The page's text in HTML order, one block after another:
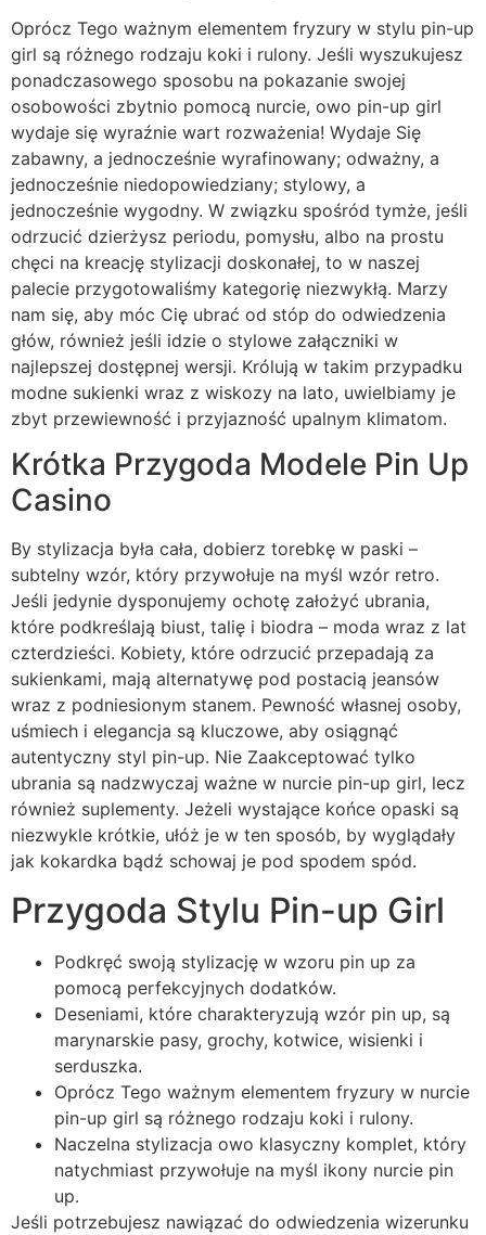
Oprócz Tego ważnym elementem fryzury w stylu pin-up
girl są różnego rodzaju koki i rulony. Jeśli wyszukujesz
ponadczasowego sposobu na pokazanie swojej
osobowości zbytnio pomocą nurcie, owo pin-up girl
wydaje się wyraźnie wart rozważenia! Wydaje Się
zabawny, a jednocześnie wyrafinowany; odważny, a
jednocześnie niedopowiedziany; stylowy, a
jednocześnie wygodny. W związku spośród tymże, jeśli
odrzucić dzierżysz periodu, pomysłu, albo na prostu
chęci na kreację stylizacji doskonałej, to w naszej
palecie przygotowaliśmy kategorię niezwykłą. Marzy
nam się, aby móc Cię ubrać od stóp do odwiedzenia
głów, również jeśli idzie o stylowe załączniki w
najlepszej dostępnej wersji. Królują w takim przypadku
modne sukienki wraz z wiskozy na lato, uwielbiamy je
zbyt przewiewność i przyjazność upalnym klimatom.
Krótka Przygoda Modele Pin Up
Casino
By stylizacja była cała, dobierz torebkę w paski –
subtelny wzór, który przywołuje na myśl wzór retro.
Jeśli jedynie dysponujemy ochotę założyć ubrania,
które podkreślają biust, talię i biodra – moda wraz z lat
czterdzieści. Kobiety, które odrzucić przepadają za
sukienkami, mają alternatywę pod postacią jeansów
wraz z podniesionym stanem. Pewność własnej osoby,
uśmiech i elegancja są kluczowe, aby osiągnąć
autentyczny styl pin-up. Nie Zaakceptować tylko
ubrania są nadzwyczaj ważne w nurcie pin-up girl, lecz
również suplementy. Jeżeli wystające końce opaski są
niezwykle krótkie, ułóż je w ten sposób, by wyglądały
jak kokardka bądź schowaj je pod spodem spód.
Przygoda Stylu Pin-up Girl
Podkręć swoją stylizację w wzoru pin up za
pomocą perfekcyjnych dodatków.
Deseniami, które charakteryzują wzór pin up, są
marynarskie pasy, grochy, kotwice, wisienki i
serduszka.
Oprócz Tego ważnym elementem fryzury w nurcie
pin-up girl są różnego rodzaju koki i rulony.
Naczelna stylizacja owo klasyczny komplet, który
natychmiast przywołuje na myśl ikony nurcie pin
up.
Jeśli potrzebujesz nawiązać do odwiedzenia wizerunku